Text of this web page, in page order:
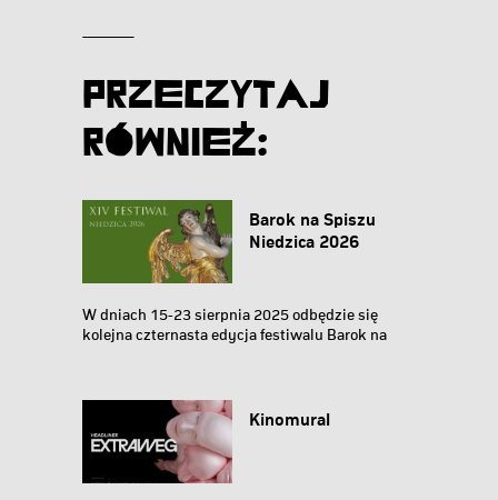
Przeczytaj
Również:
Barok na Spiszu
Niedzica 2026
W dniach 15-23 sierpnia 2025 odbędzie się
kolejna czternasta edycja festiwalu Barok na
Kinomural